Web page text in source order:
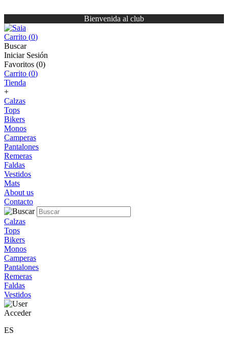
Bienvenida al club
Carrito (0)
Buscar
Iniciar Sesión
Favoritos (0)
Carrito (0)
Tienda
+
Calzas
Tops
Bikers
Monos
Camperas
Pantalones
Remeras
Faldas
Vestidos
Mats
About us
Contacto
Calzas
Tops
Bikers
Monos
Camperas
Pantalones
Remeras
Faldas
Vestidos
Acceder
ES